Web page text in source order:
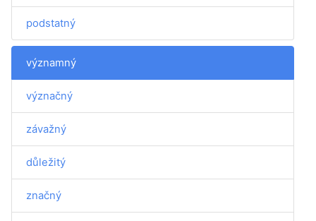
podstatný
významný
význačný
závažný
důležitý
značný